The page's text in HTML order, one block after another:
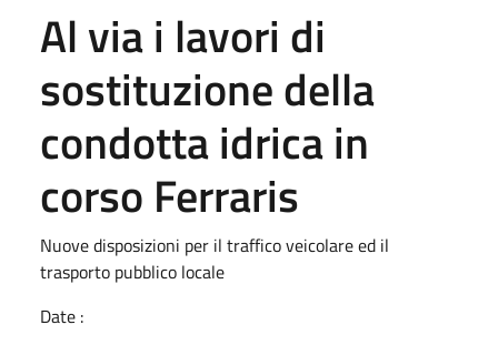
Al via i lavori di
sostituzione della
condotta idrica in
corso Ferraris
Nuove disposizioni per il traffico veicolare ed il
trasporto pubblico locale
Date :